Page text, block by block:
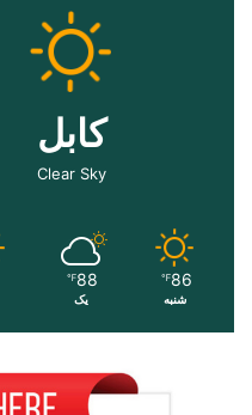
کابل
Clear Sky
86
℉
شنبه
88
℉
یک